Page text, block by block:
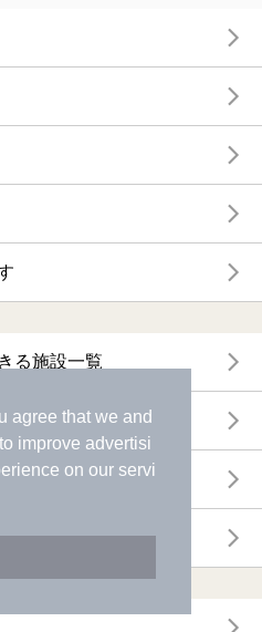
agree that we and
improve advertisi
on our servi
る施設一覧
設一覧
クーポン一覧
・クーポン一覧